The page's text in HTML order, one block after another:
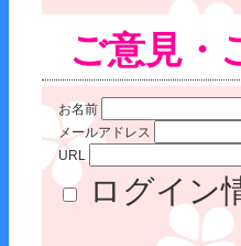
ご意見・
お名前
メールアドレス
URL
ログイン